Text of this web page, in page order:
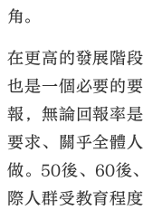
角。
在更高的發展階
也是一個必要的
報，無論回報率
要求、關乎全體
做。50後、60後
際人群受教育程